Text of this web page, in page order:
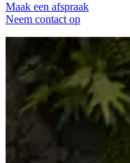
Maak een afspraak
Neem contact op